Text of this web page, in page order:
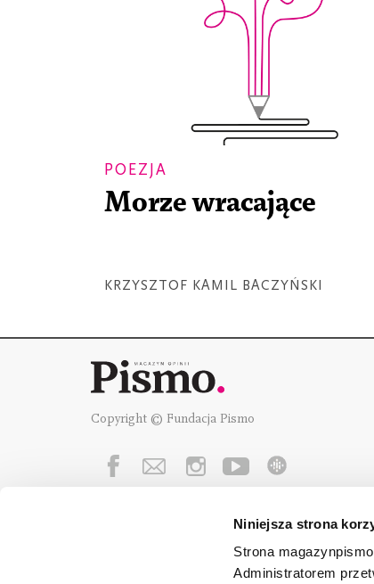
Niniejsza strona
Strona
Administratorem
POEZJA
Morze wracające
KRZYSZTOF KAMIL BACZYŃSKI
Copyright © Fundacja Pismo
Fundację Pismowspierają: